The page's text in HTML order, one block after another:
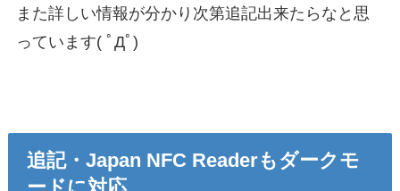
また詳しい情報が分かり次第追記出来たらなと思
っています( ﾟДﾟ)
追記・Japan NFC Readerもダークモ